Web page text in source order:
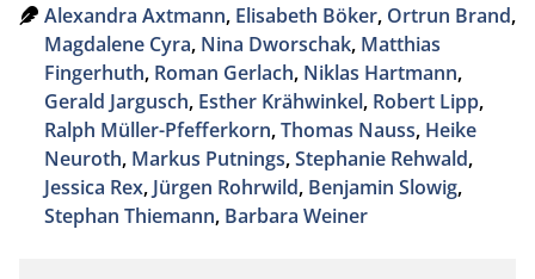
Alexandra Axtmann, Elisabeth Böker, Ortrun Brand,
Magdalene Cyra, Nina Dworschak, Matthias
Fingerhuth, Roman Gerlach, Niklas Hartmann,
Gerald Jargusch, Esther Krähwinkel, Robert Lipp,
Ralph Müller-Pfefferkorn,Thomas Nauss, Heike
Neuroth, Markus Putnings,Stephanie Rehwald,
Jessica Rex, Jürgen Rohrwild, Benjamin Slowig,
Stephan Thiemann, Barbara Weiner